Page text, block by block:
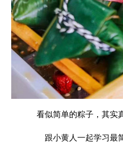
看似简单的粽子，其实
跟小黄人一起学习最